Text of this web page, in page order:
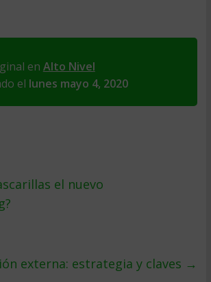
en Alto Nivel
el lunes mayo 4, 2020
el nuevo
externa: estrategia y claves →